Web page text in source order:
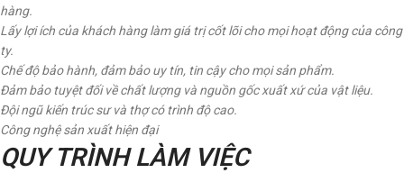
hàng.
Lấy lợi ích của khách hàng làm giá trị cốt lõi cho mọi hoạt động của công
ty.
Chế độ bảo hành, đảm bảo uy tín, tin cậy cho mọi sản phẩm.
Đảm bảo tuyệt đối về chất lượng và nguồn gốc xuất xứ của vật liệu.
Đội ngũ kiến trúc sư và thợ có trình độ cao.
Công nghệ sản xuất hiện đại
QUY TRÌNH LÀM VIỆC